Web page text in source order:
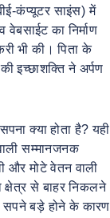
कंप्यूटर साइंस) में
का निर्माण
भी की। पिता के
इच्छाशक्ति ने अर्पण
क्या होता है? यही
सम्मानजनक
और मोटे वेतन वाली
से बाहर निकलने
बड़े होने के कारण